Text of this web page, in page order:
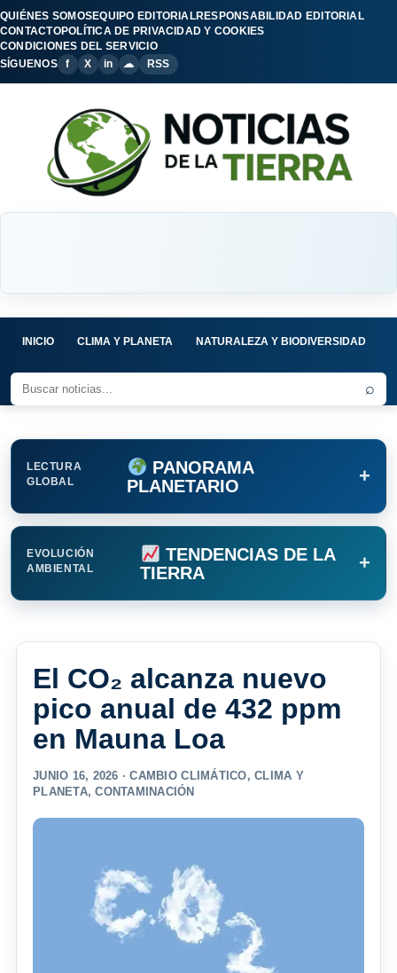
QUIÉNES SOMOSEQUIPO EDITORIALRESPONSABILIDAD EDITORIAL
CONTACTOPOLÍTICA DE PRIVACIDAD Y COOKIES
CONDICIONES DEL SERVICIO
SÍGUENOS
f X in ☁ RSS
INICIO CLIMA Y PLANETA NATURALEZA Y BIODIVERSIDAD
⌕
LECTURA
GLOBAL
PANORAMA
PLANETARIO
+
EVOLUCIÓN
AMBIENTAL
TENDENCIAS DE LA
TIERRA
+
El CO₂ alcanza nuevo
pico anual de 432 ppm
en Mauna Loa
JUNIO 16, 2026 ·CAMBIO CLIMÁTICO,CLIMA Y
PLANETA,CONTAMINACIÓN